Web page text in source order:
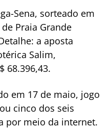
Sena, sorteado em
Praia Grande
a aposta
Salim,
68.396,43.
em 17 de maio, jogo
cinco dos seis
por meio da internet.